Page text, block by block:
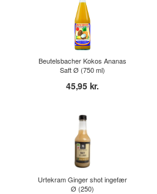
Beutelsbacher Kokos Ananas
Saft Ø (750 ml)
45,95 kr.
Urtekram Ginger shot ingefær
Ø (250)